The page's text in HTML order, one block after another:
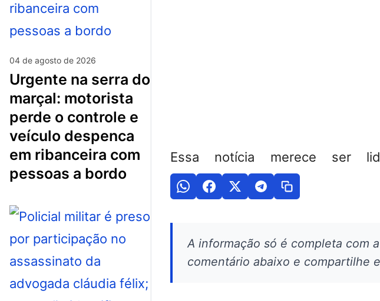
04 de agosto de 2026
urgente na serra do
marçal: motorista
perde o controle e
veículo despenca
em ribanceira com
pessoas a bordo
Essa notícia merece ser
A informação só é completa com
comentário abaixo e compartilhe